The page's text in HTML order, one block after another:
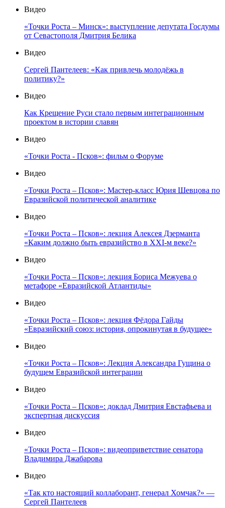
Видео
«Точки Роста – Минск»: выступление депутата Госдумы
от Севастополя Дмитрия Белика
Видео
Сергей Пантелеев: «Как привлечь молодёжь в
политику?»
Видео
Как Крещение Руси стало первым интеграционным
проектом в истории славян
Видео
«Точки Роста - Псков»: фильм о Форуме
Видео
«Точки Роста – Псков»: Мастер-класс Юрия Шевцова по
Евразийской политической аналитике
Видео
«Точки Роста – Псков»: лекция Алексея Дзерманта
«Каким должно быть евразийство в XXI-м веке?»
Видео
«Точки Роста – Псков»: лекция Бориса Межуева о
метафоре «Евразийской Атлантиды»
Видео
«Точки Роста – Псков»: лекция Фёдора Гайды
«Евразийский союз: история, опрокинутая в будущее»
Видео
«Точки Роста – Псков»: Лекция Александра Гущина о
будущем Евразийской интеграции
Видео
«Точки Роста – Псков»: доклад Дмитрия Евстафьева и
экспертная дискуссия
Видео
«Точки Роста – Псков»: видеоприветствие сенатора
Владимира Джабарова
Видео
«Так кто настоящий коллаборант, генерал Хомчак?» —
Сергей Пантелеев